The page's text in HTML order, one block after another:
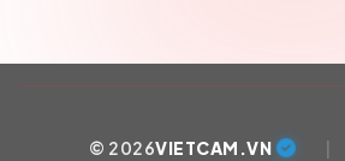
© 2026VIETCAM.VN |